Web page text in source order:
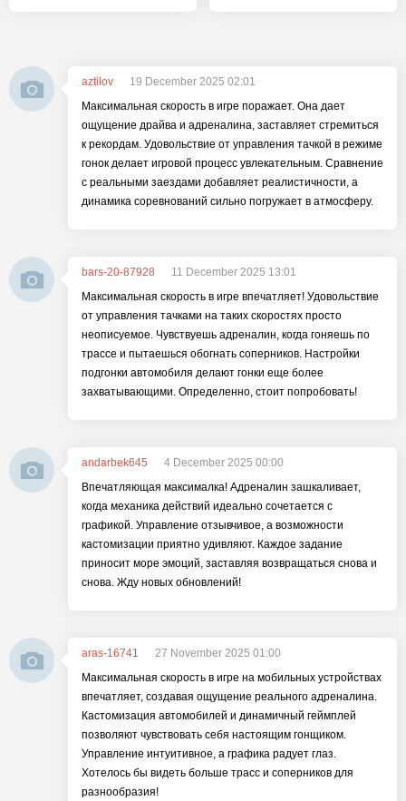
aztilov
19 December 2025 02:01
Максимальная скорость в игре поражает. Она дает
ощущение драйва и адреналина, заставляет стремиться
к рекордам. Удовольствие от управления тачкой в режиме
гонок делает игровой процесс увлекательным. Сравнение
с реальными заездами добавляет реалистичности, а
динамика соревнований сильно погружает в атмосферу.
bars-20-87928
11 December 2025 13:01
Максимальная скорость в игре впечатляет! Удовольствие
от управления тачками на таких скоростях просто
неописуемое. Чувствуешь адреналин, когда гоняешь по
трассе и пытаешься обогнать соперников. Настройки
подгонки автомобиля делают гонки еще более
захватывающими. Определенно, стоит попробовать!
andarbek645
4 December 2025 00:00
Впечатляющая максималка! Адреналин зашкаливает,
когда механика действий идеально сочетается с
графикой. Управление отзывчивое, а возможности
кастомизации приятно удивляют. Каждое задание
приносит море эмоций, заставляя возвращаться снова и
снова. Жду новых обновлений!
aras-16741
27 November 2025 01:00
Максимальная скорость в игре на мобильных устройствах
впечатляет, создавая ощущение реального адреналина.
Кастомизация автомобилей и динамичный геймплей
позволяют чувствовать себя настоящим гонщиком.
Управление интуитивное, а графика радует глаз.
Хотелось бы видеть больше трасс и соперников для
разнообразия!